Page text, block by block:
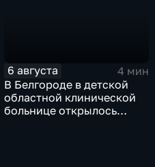
6 августа
4 мин
В Белгороде в детской
областной клинической
больнице открылось